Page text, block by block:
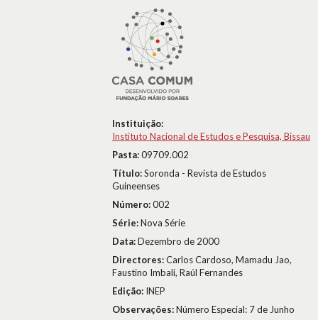
Instituição:
Instituto Nacional de Estudos e Pesquisa, Bissau
Pasta:09709.002
Título:Soronda - Revista de Estudos
Guineenses
Número:002
Série:Nova Série
Data:Dezembro de 2000
Directores:Carlos Cardoso, Mamadu Jao,
Faustino Imbali, Raúl Fernandes
Edição: INEP
Observações:Número Especial: 7 de Junho